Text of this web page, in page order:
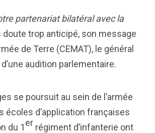
partenariat bilatéral avec la
doute trop anticipé, son message
de Terre (CEMAT), le général
audition parlementaire.
se poursuit au sein de l’armée
écoles d’application françaises
du 1er régiment d’infanterie ont